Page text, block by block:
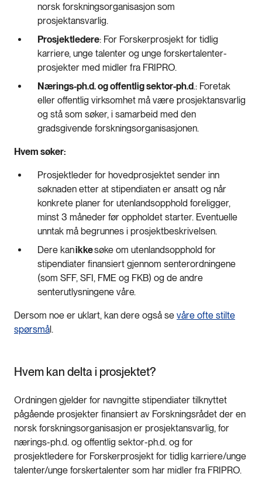
norsk forskningsorganisasjon som
prosjektansvarlig.
Prosjektledere: For Forskerprosjekt for tidlig
karriere, unge talenter og unge forskertalenter-
prosjekter med midler fra FRIPRO.
Nærings-ph.d. og offentlig sektor-ph.d.: Foretak
eller offentlig virksomhet må være prosjektansvarlig
og stå som søker, i samarbeid med den
gradsgivende forskningsorganisasjonen.
Hvem søker:
Prosjektleder for hovedprosjektet sender inn
søknaden etter at stipendiaten er ansatt og når
konkrete planer for utenlandsopphold foreligger,
minst 3 måneder før oppholdet starter. Eventuelle
unntak må begrunnes i prosjektbeskrivelsen.
Dere kanikkesøke om utenlandsopphold for
stipendiater finansiert gjennom senterordningene
(som SFF, SFI, FME og FKB) og de andre
senterutlysningene våre.
Dersom noe er uklart, kan dere også se våre ofte stilte
spørsmål.
Hvem kan delta i prosjektet?
Ordningen gjelder for navngitte stipendiater tilknyttet
pågående prosjekter finansiert av Forskningsrådet der en
norsk forskningsorganisasjon er prosjektansvarlig, for
nærings-ph.d. og offentlig sektor-ph.d. og for
prosjektledere for Forskerprosjekt for tidlig karriere/unge
talenter/unge forskertalenter som har midler fra FRIPRO.